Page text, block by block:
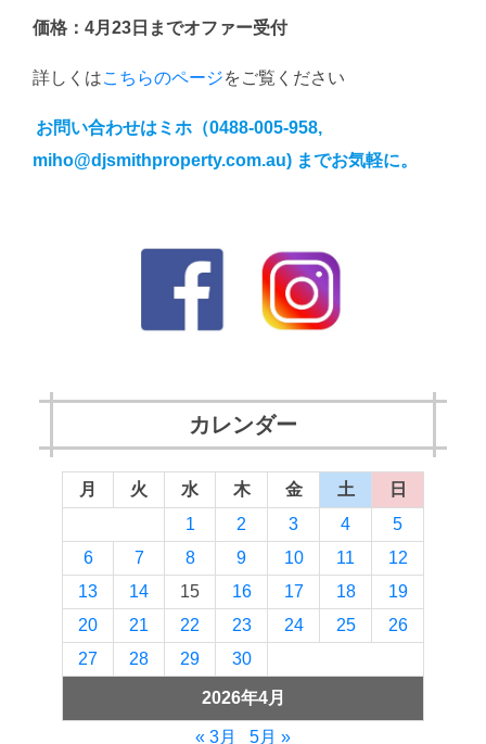
価格：4月23日までオファー受付
詳しくはこちらのページをご覧ください
お問い合わせはミホ（0488-005-958,
miho@djsmithproperty.com.au) までお気軽に。
カレンダー
2026年4月
月 火 水 木 金 土
日
1
2 3 4
5
6
7 8 9 10 11
12
13
14 15 16 17 18
19
20
21 22 23 24 25
26
27
28 29 30
« 3月 5月 »